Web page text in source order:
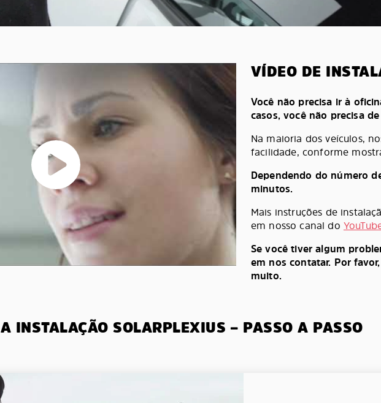
VÍDEO DE
Você não precisa ir à
casos, você não precisa
Na maioria dos veículos,
facilidade, conforme
Dependendo do número
minutos.
Mais instruções de
em nosso canal do
Se você tiver algum
em nos contatar. Por
muito.
A INSTALAÇÃO SOLARPLEXIUS – PASSO A PASSO